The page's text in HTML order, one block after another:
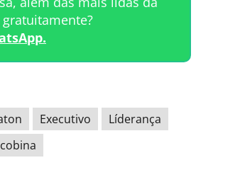
gratuitamente?
Executivo
Líderança